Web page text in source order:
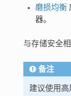
磨损均衡
器。
与存储安全
备注
建议使用高